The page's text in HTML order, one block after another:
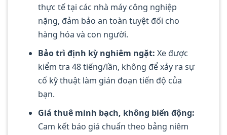
thực tế tại các nhà máy công nghiệp
nặng, đảm bảo an toàn tuyệt đối cho
hàng hóa và con người.
Bảo trì định kỳ nghiêm ngặt: Xe được
kiểm tra 48 tiếng/lần, không để xảy ra sự
cố kỹ thuật làm gián đoạn tiến độ của
bạn.
Giá thuê minh bạch, không biến động:
Cam kết báo giá chuẩn theo bảng niêm